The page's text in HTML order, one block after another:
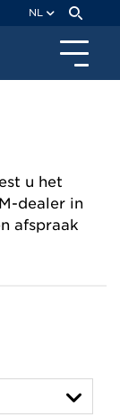
NL
u het
dealer in
afspraak